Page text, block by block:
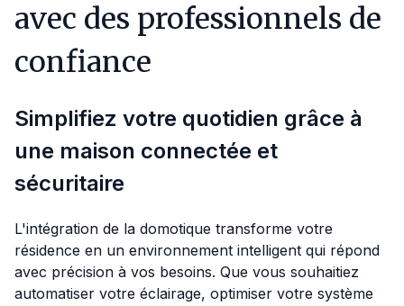
avec des professionnels de
confiance
Simplifiez votre quotidien grâce à
une maison connectée et
sécuritaire
L'intégration de la domotique transforme votre
résidence en un environnement intelligent qui répond
avec précision à vos besoins. Que vous souhaitiez
automatiser votre éclairage, optimiser votre système